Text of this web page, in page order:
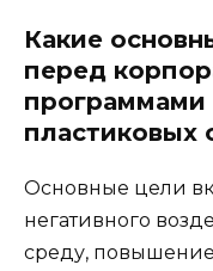
Какие
перед
программами
пластиковых
Основные цели
негативного
среду,